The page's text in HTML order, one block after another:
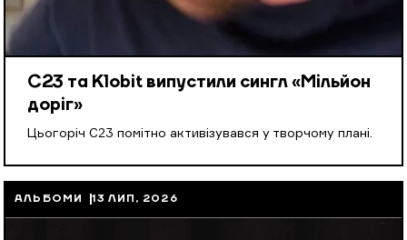
С23 та Klobit випустили сингл «Мільйон
доріг»
Цьогоріч С23 помітно активізувався у творчому плані.
АЛЬБОМИ 13 ЛИП, 2026